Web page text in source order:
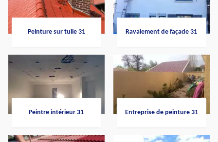
Peinture sur tuile 31 Ravalement de façade 31
Peintre intérieur 31 Entreprise de peinture 31